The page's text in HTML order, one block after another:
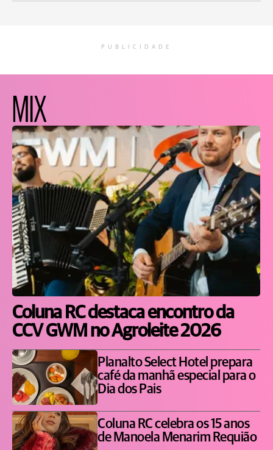
PUBLICIDADE
MIX
Coluna RC destaca encontro da
CCV GWM no Agroleite 2026
Planalto Select Hotel prepara
café da manhã especial para o
Dia dos Pais
Coluna RC celebra os 15 anos
de Manoela Menarim Requião